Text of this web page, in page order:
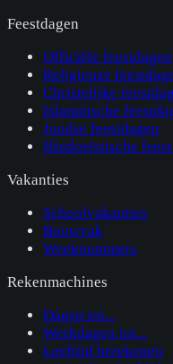
Feestdagen
Officiële feestdagen
Religieuze
Christelijke
Islamitische
Joodse feestdagen
Hindoeïstische
Vakanties
Schoolvakanties
Bouwvak
Weeknummers
Rekenmachines
Dagen tot...
Werkdagen tot...
Leeftijd berekenen